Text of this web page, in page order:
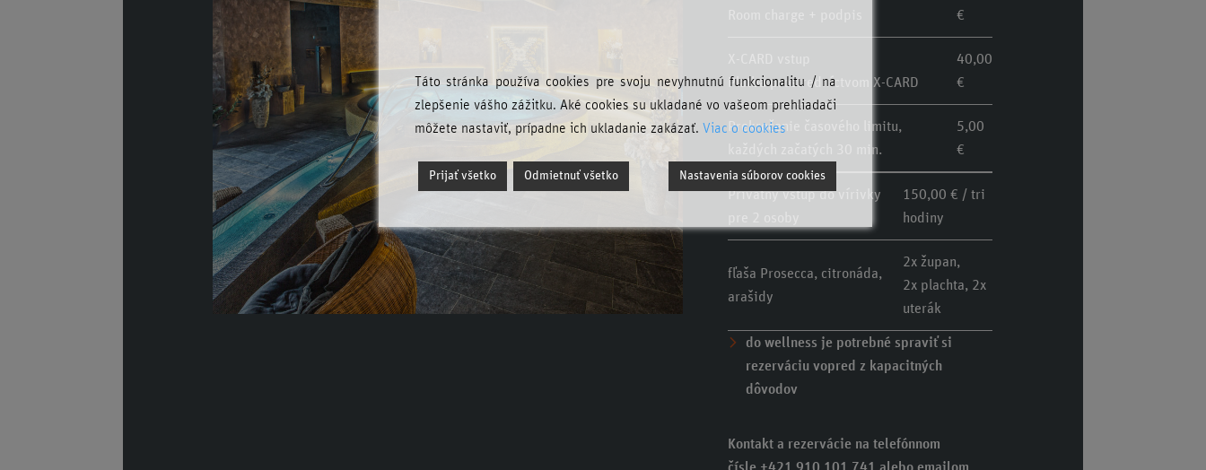
€
Platba prostredníctvom X-CARD
40,00
€
Prekročenie časového limitu,
každých začatých 30 min.
5,00
€
Privátny vstup do vírivky
150,00 € / tri
hodiny
fľaša Prosecca, citronáda,
arašidy
2x župan,
2x plachta, 2x
uterák
do wellness je potrebné spraviť si
rezerváciu vopred z kapacitných
dôvodov
Kontakt a rezervácie na telefónnom
čísle +421 910 101 741 alebo emailom
Táto stránka používa cookies pre svoju nevyhnutnú funkcionalitu / na
zlepšenie vášho zážitku. Aké cookies su ukladané vo vašeom prehliadači
môžete nastaviť, prípadne ich ukladanie zakázať. Viac o cookies
Prijať všetko Odmietnuť všetko Nastavenia súborov cookies